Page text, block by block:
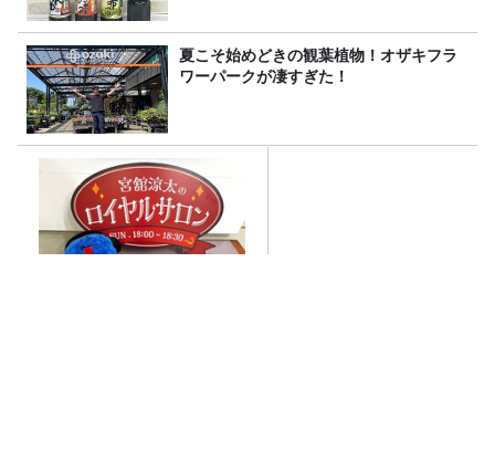
夏こそ始めどきの観葉植物！オザキフラ
ワーパークが凄すぎた！